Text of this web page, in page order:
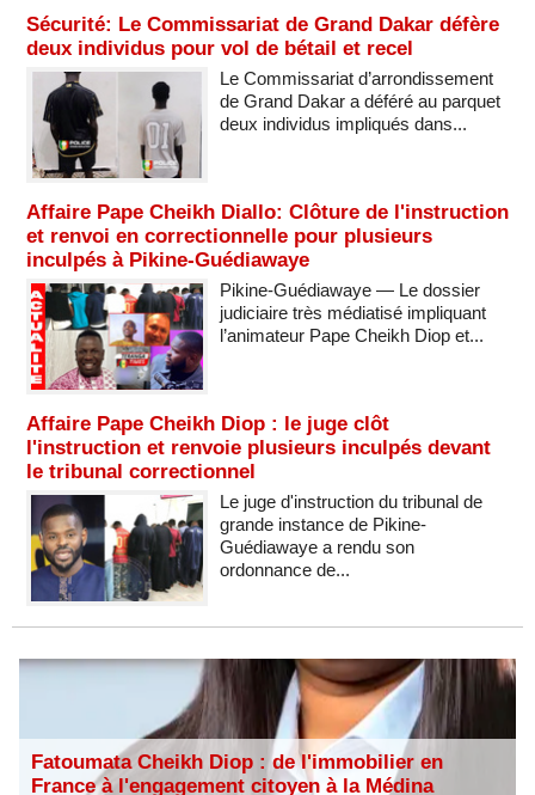
Sécurité: Le Commissariat de Grand Dakar défère
deux individus pour vol de bétail et recel
Le Commissariat d’arrondissement
de Grand Dakar a déféré au parquet
deux individus impliqués dans...
Affaire Pape Cheikh Diallo: Clôture de l'instruction
et renvoi en correctionnelle pour plusieurs
inculpés à Pikine-Guédiawaye
Pikine-Guédiawaye — Le dossier
judiciaire très médiatisé impliquant
l’animateur Pape Cheikh Diop et...
Affaire Pape Cheikh Diop : le juge clôt
l'instruction et renvoie plusieurs inculpés devant
le tribunal correctionnel
Le juge d'instruction du tribunal de
grande instance de Pikine-
Guédiawaye a rendu son
ordonnance de...
Fatoumata Cheikh Diop : de l'immobilier en
France à l'engagement citoyen à la Médina